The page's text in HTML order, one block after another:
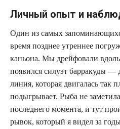
Личный опыт и
Один из самых
время позднее утреннее
каньона. Мы дрейфовали
появился силуэт барракуды —
линия, которая двигалась так
подыгрывает. Рыба не
последнего момента, и тут
рывок, который я видел за